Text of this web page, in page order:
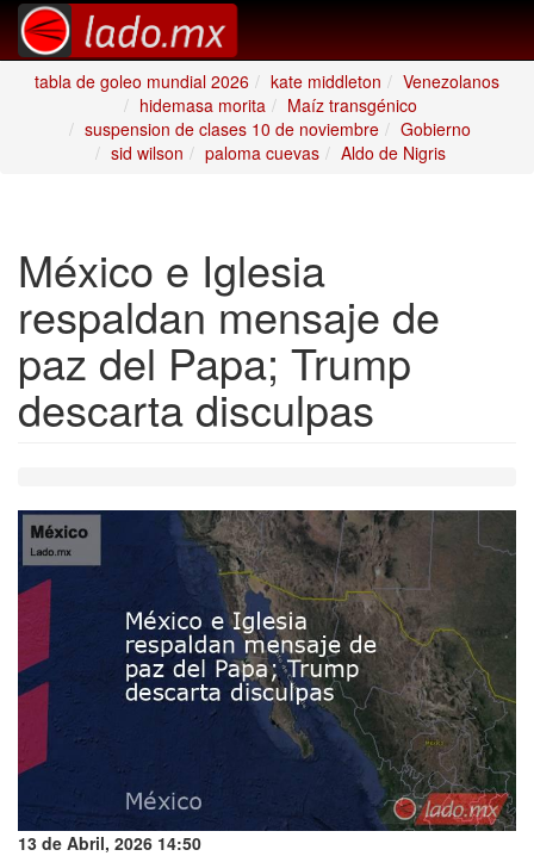
tabla de goleo mundial 2026 kate middleton
Venezolanos
hidemasa morita
Maíz transgénico
suspension de clases 10 de noviembre
Gobierno
sid wilson
paloma cuevas Aldo de Nigris
México e Iglesia
respaldan mensaje de
paz del Papa; Trump
descarta disculpas
13 de Abril, 2026 14:50